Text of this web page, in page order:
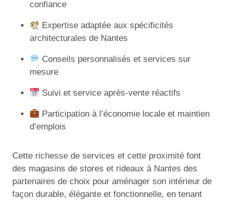
confiance
Expertise adaptée aux spécificités
architecturales de Nantes
Conseils personnalisés et services sur
mesure
Suivi et service après-vente réactifs
Participation à l’économie locale et maintien
d’emplois
Cette richesse de services et cette proximité font
des magasins de stores et rideaux à Nantes des
partenaires de choix pour aménager son intérieur de
façon durable, élégante et fonctionnelle, en tenant